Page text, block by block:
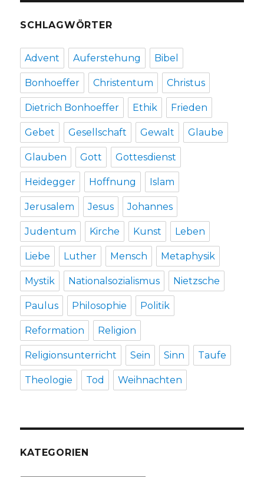
SCHLAGWÖRTER
Advent Auferstehung Bibel
Bonhoeffer Christentum Christus
Dietrich Bonhoeffer Ethik Frieden
Gebet Gesellschaft Gewalt Glaube
Glauben Gott Gottesdienst
Heidegger Hoffnung Islam
Jerusalem Jesus Johannes
Judentum Kirche Kunst Leben
Liebe Luther Mensch Metaphysik
Mystik Nationalsozialismus Nietzsche
Paulus Philosophie Politik
Reformation Religion
Religionsunterricht Sein Sinn Taufe
Theologie Tod Weihnachten
KATEGORIEN